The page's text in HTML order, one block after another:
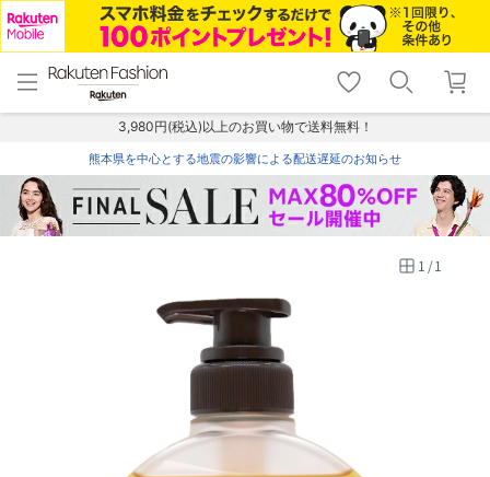
menu home
トップ
shopping_cart lock_outline
ログイン
3,980円(税込)以上のお買い物で送料無料！
熊本県を中心とする地震の影響による配送遅延のお知らせ
1 /1